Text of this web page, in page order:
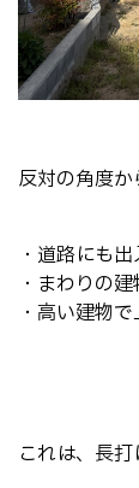
反対の角度か
・道路にも
・まわりの
・高い建物
これは、長